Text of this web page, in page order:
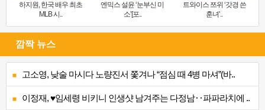
하지원, 한국 배우 최초
MLB 시..
엔믹스 설윤 ‘눈부신 미
소’[포..
트와이스 쯔위 ‘갓경 쓴
훈녀’..
깜짝 뉴스
고소영, 낮술 마시다 노량진서 쫓겨나 “점심 때 4병 마셔”(바..
이정재, ♥임세령 비키니 인생샷 남겨주는 다정남‥파파라치에 ..